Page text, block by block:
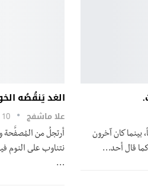
بينما كان آخرون
قال أحد…
الغد يَنقُصُه
علا ماشفج 10 أبريل 2020
أرتجلُ من المُصفَّحة
نتناوب على النوم
…